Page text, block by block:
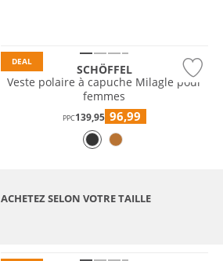
DEAL
SCHÖFFEL
Veste polaire à capuche Milagle pour
femmes
PPC139,95 96,99
ACHETEZ SELON VOTRE TAILLE